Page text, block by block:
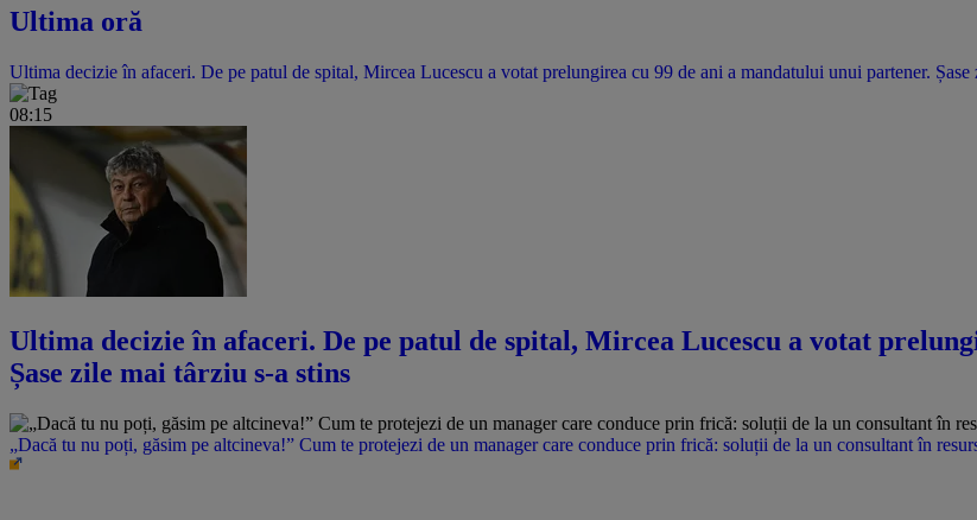
Ultima oră
Ultima decizie în afaceri. De pe patul de spital, Mircea Lucescu a votat prelungirea cu 99 de ani a mandatului unui partener. Șase
08:15
Ultima decizie în afaceri. De pe patul de spital, Mircea Lucescu a votat
Șase zile mai târziu s-a stins
„Dacă tu nu poți, găsim pe altcineva!” Cum te protejezi de un manager care conduce prin frică: soluții de la un consultant în